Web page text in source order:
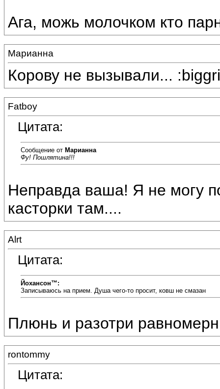
Ага, можь молочком кто
Марианна
Корову не вызывали...
Fatboy
Цитата:
Сообщение от Марианна
Фу! Пошлятина!!!
Неправда ваша! Я не могу
касторки там....
Alrt
Цитата:
Йохансон™:
Записываюсь на прием. Душа чего-то просит, ковш не смазан
Плюнь и разотри
rontommy
Цитата: